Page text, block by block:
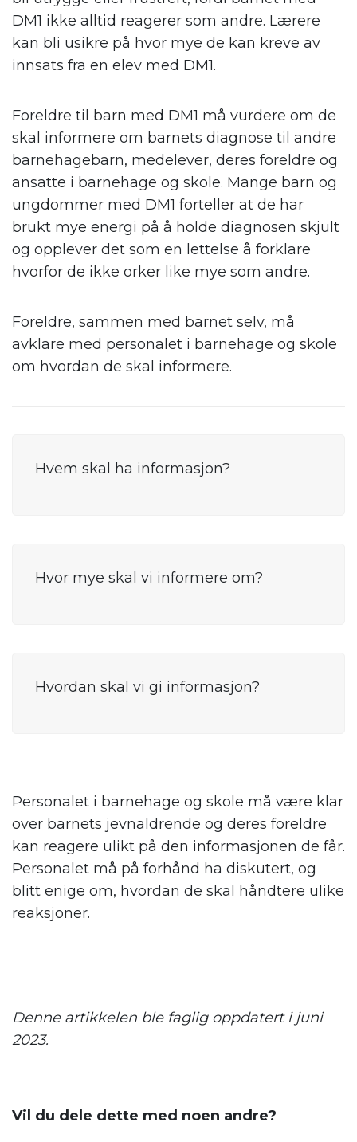
DM1 ikke alltid reagerer som andre. Lærere
kan bli usikre på hvor mye de kan kreve av
innsats fra en elev med DM1.
Foreldre til barn med DM1 må vurdere om de
skal informere om barnets diagnose til andre
barnehagebarn, medelever, deres foreldre og
ansatte i barnehage og skole. Mange barn og
ungdommer med DM1 forteller at de har
brukt mye energi på å holde diagnosen skjult
og opplever det som en lettelse å forklare
hvorfor de ikke orker like mye som andre.
Foreldre, sammen med barnet selv, må
avklare med personalet i barnehage og skole
om hvordan de skal informere.
Hvem skal ha informasjon?
Hvor mye skal vi informere om?
Hvordan skal vi gi informasjon?
Personalet i barnehage og skole må være klar
over barnets jevnaldrende og deres foreldre
kan reagere ulikt på den informasjonen de får.
Personalet må på forhånd ha diskutert, og
blitt enige om, hvordan de skal håndtere ulike
reaksjoner.
Denne artikkelen ble faglig oppdatert i juni
2023.
Vil du dele dette med noen andre?